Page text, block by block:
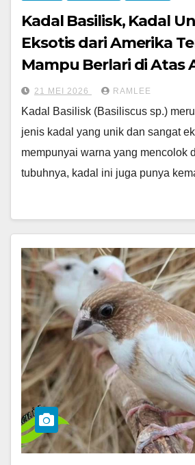
Kadal Basilisk, Kadal
Eksotis dari Amerika
Mampu Berlari di Atas
21 MEI 2026 RAMLEE
Kadal Basilisk (Basiliscus sp.)
jenis kadal yang unik dan sangat
mempunyai warna yang mencolok
tubuhnya, kadal ini juga punya